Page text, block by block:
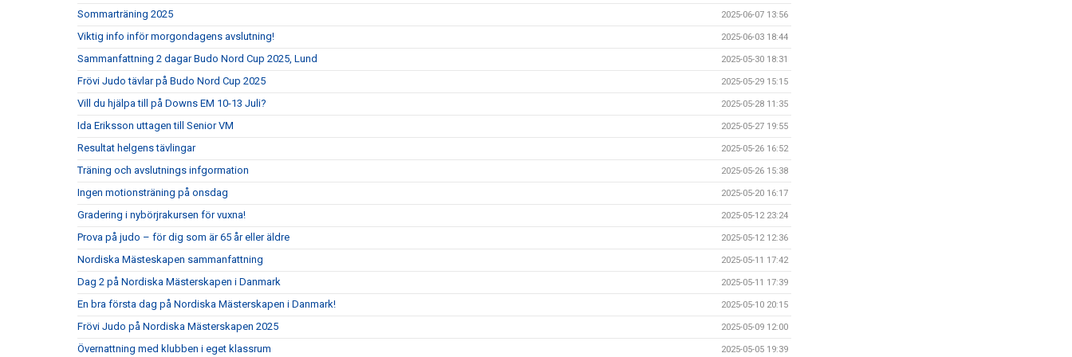
Sommarträning 2025 2025-06-07 13:56
Viktig info inför morgondagens avslutning! 2025-06-03 18:44
Sammanfattning 2 dagar Budo Nord Cup 2025, Lund 2025-05-30 18:31
Frövi Judo tävlar på Budo Nord Cup 2025 2025-05-29 15:15
Vill du hjälpa till på Downs EM 10-13 Juli? 2025-05-28 11:35
Ida Eriksson uttagen till Senior VM 2025-05-27 19:55
Resultat helgens tävlingar 2025-05-26 16:52
Träning och avslutnings infgormation 2025-05-26 15:38
Ingen motionsträning på onsdag 2025-05-20 16:17
Gradering i nybörjrakursen för vuxna! 2025-05-12 23:24
Prova på judo – för dig som är 65 år eller äldre 2025-05-12 12:36
Nordiska Mästeskapen sammanfattning 2025-05-11 17:42
Dag 2 på Nordiska Mästerskapen i Danmark 2025-05-11 17:39
En bra första dag på Nordiska Mästerskapen i Danmark! 2025-05-10 20:15
Frövi Judo på Nordiska Mästerskapen 2025 2025-05-09 12:00
Övernattning med klubben i eget klassrum 2025-05-05 19:39